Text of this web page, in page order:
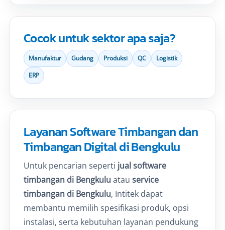
Cocok untuk sektor apa saja?
Manufaktur Gudang Produksi QC
Logistik
ERP
Layanan Software Timbangan dan
Timbangan Digital di Bengkulu
Untuk pencarian seperti jual software
timbangan di Bengkulu atau service
timbangan di Bengkulu, Intitek dapat
membantu memilih spesifikasi produk, opsi
instalasi, serta kebutuhan layanan pendukung